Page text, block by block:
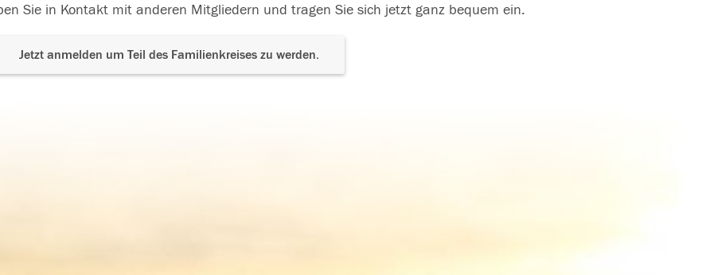
Sie in Kontakt mit anderen Mitgliedern und tragen Sie sich jetzt ganz bequem ein.
Jetzt anmelden um Teil des Familienkreises zu werden.